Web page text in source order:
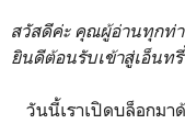
สวัสดีค่ะ คุณผู้อ่านทุกท่
ยินดีต้อนรับเข้าสู่เอ็นท
วันนี้เราเปิดบล็อกมา